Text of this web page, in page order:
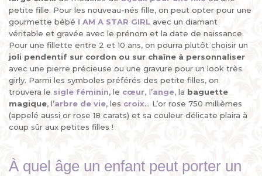
petite fille. Pour les nouveau-nés fille, on peut opter pour une
gourmette bébé I AM A STAR GIRL avec un diamant
véritable et gravée avec le prénom et la date de naissance.
Pour une fillette entre 2 et 10 ans, on pourra plutôt choisir un
joli pendentif sur cordon ou sur chaîne à personnaliser
avec une pierre précieuse ou une gravure pour un look très
girly. Parmi les symboles préférés des petite filles, on
trouvera le sigle féminin, le cœur, l’ange, la baguette
magique, l’arbre de vie, les croix... L’or rose 750 millièmes
(appelé aussi or rose 18 carats) et sa couleur délicate plaira à
coup sûr aux petites filles !
À quel âge un enfant peut porter un